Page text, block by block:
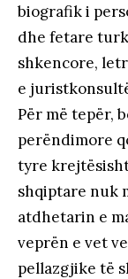
biografik i
dhe fetare
shkencore,
e
Për më tepër,
perëndimore
tyre
shqiptare nuk
atdhetarin e
veprën e vet
pellazgjike të